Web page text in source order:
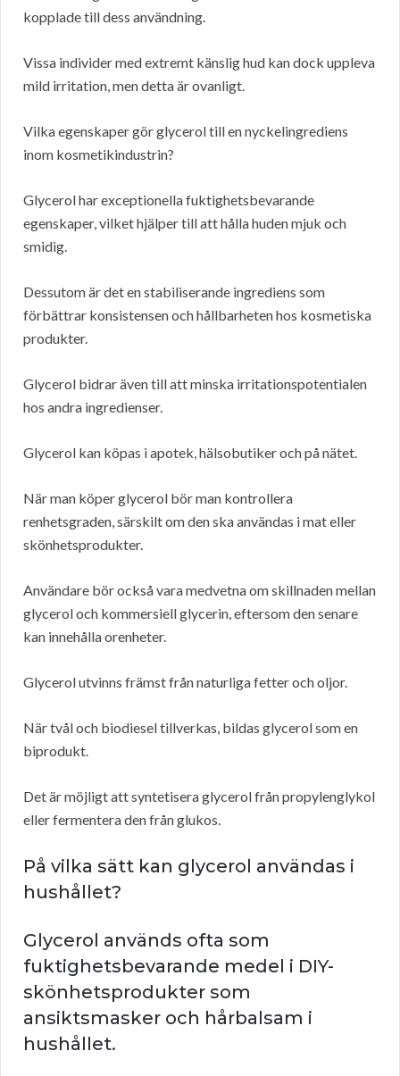
kopplade till dess användning.
Vissa individer med extremt känslig hud kan dock uppleva
mild irritation, men detta är ovanligt.
Vilka egenskaper gör glycerol till en nyckelingrediens
inom kosmetikindustrin?
Glycerol har exceptionella fuktighetsbevarande
egenskaper, vilket hjälper till att hålla huden mjuk och
smidig.
Dessutom är det en stabiliserande ingrediens som
förbättrar konsistensen och hållbarheten hos kosmetiska
produkter.
Glycerol bidrar även till att minska irritationspotentialen
hos andra ingredienser.
Glycerol kan köpas i apotek, hälsobutiker och på nätet.
När man köper glycerol bör man kontrollera
renhetsgraden, särskilt om den ska användas i mat eller
skönhetsprodukter.
Användare bör också vara medvetna om skillnaden mellan
glycerol och kommersiell glycerin, eftersom den senare
kan innehålla orenheter.
Glycerol utvinns främst från naturliga fetter och oljor.
När tvål och biodiesel tillverkas, bildas glycerol som en
biprodukt.
Det är möjligt att syntetisera glycerol från propylenglykol
eller fermentera den från glukos.
På vilka sätt kan glycerol användas i
hushållet?
Glycerol används ofta som
fuktighetsbevarande medel i DIY-
skönhetsprodukter som
ansiktsmasker och hårbalsam i
hushållet.